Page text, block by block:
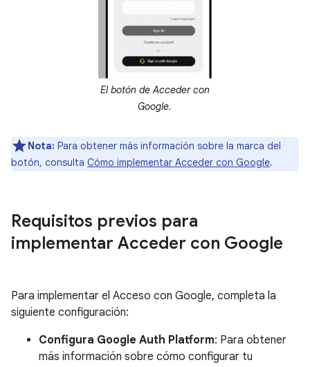
El botón de Acceder con
Google.
Nota: Para obtener más información sobre la marca del
botón, consulta Cómo implementar Acceder con Google.
Requisitos previos para
implementar Acceder con Google
Para implementar el Acceso con Google, completa la
siguiente configuración:
Configura Google Auth Platform: Para obtener
más información sobre cómo configurar tu